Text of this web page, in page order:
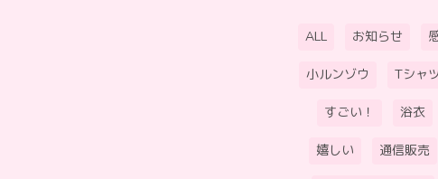
ALL お知らせ
小ルンゾウ Tシャツ
すごい！ 浴衣
嬉しい 通信販売